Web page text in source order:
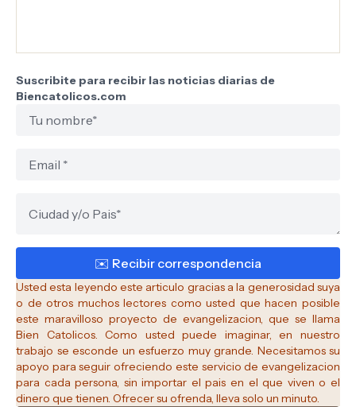
Suscribite para recibir las noticias diarias de
Biencatolicos.com
Usted esta leyendo este articulo gracias a la generosidad suya
o de otros muchos lectores como usted que hacen posible
este maravilloso proyecto de evangelizacion, que se llama
Bien Catolicos.Como usted puede imaginar, en nuestro
trabajo se esconde un esfuerzo muy grande. Necesitamos su
apoyo para seguir ofreciendo este servicio de evangelizacion
para cada persona, sin importar el pais en el que viven o el
dinero que tienen. Ofrecer su ofrenda, lleva solo un minuto.